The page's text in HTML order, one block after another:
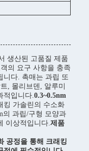
생산된 고품질 제품
의 요구 사항을 충족
니다. 촉매는 과립 또
, 몰리브덴, 알루미
적입니다.0.3~0.5nm
킹 가솔린의 수소화
의 과립/구형 모양과
이상적입니다.제품
공정을 통해 크래킹